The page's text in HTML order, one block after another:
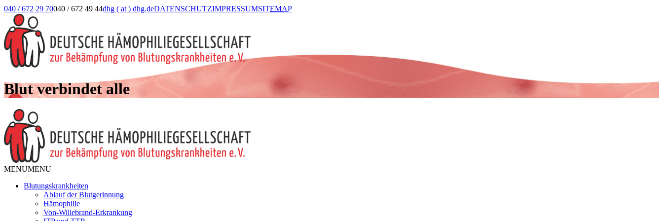
040 / 672 29 70040 / 672 49 44dhg ( at ) dhg.deDATENSCHUTZIMPRESSUMSITEMAP
Blut verbindet alle
MENUMENU
Blutungskrankheiten
Ablauf der Blutgerinnung
Hämophilie
Von-Willebrand-Erkrankung